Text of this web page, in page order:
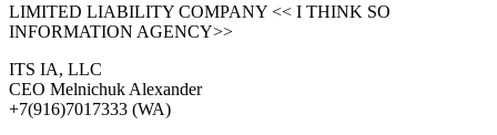
LIMITED LIABILITY COMPANY << I THINK SO
INFORMATION AGENCY>>
ITS IA, LLC
CEO Melnichuk Alexander
+7(916)7017333 (WA)